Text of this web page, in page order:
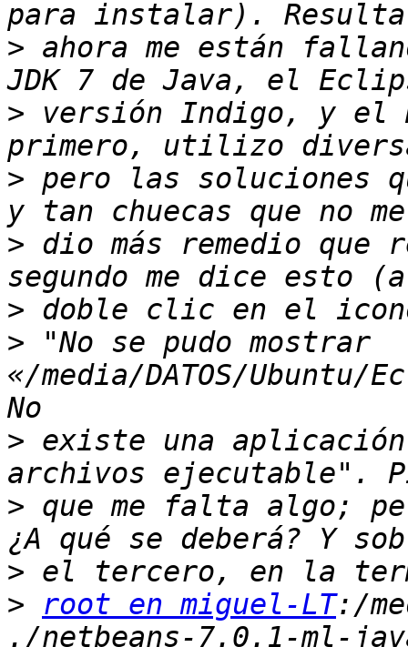
> ahora me están
> versión Indigo, y el
> pero las soluciones
> dio más remedio que
>
> "No se pudo mostrar
«/media/DATOS/
> existe una
> que me falta algo;
>
>
root en miguel-LT:/